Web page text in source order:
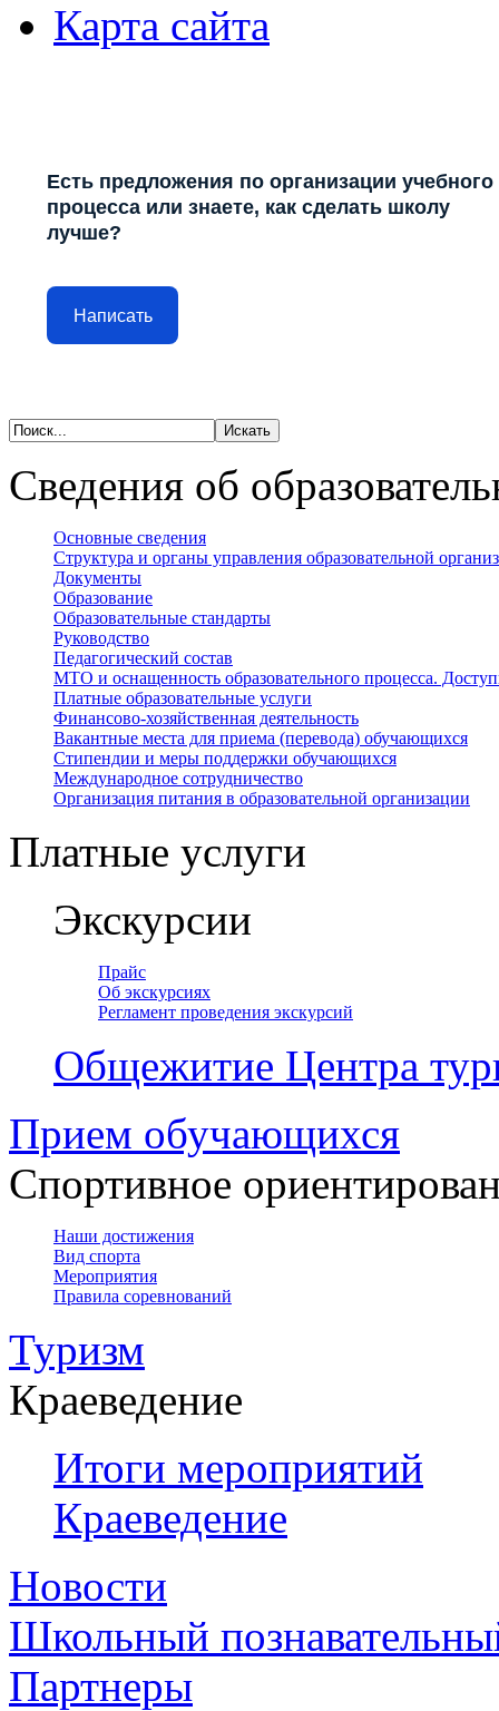
Карта сайта
Есть предложения по организации учебного
процесса или знаете, как сделать школу
лучше?
Написать
Сведения об
Основные сведения
Структура и органы управления образовательной
Документы
Образование
Образовательные стандарты
Руководство
Педагогический состав
МТО и оснащенность образовательного процесса.
Платные образовательные услуги
Финансово-хозяйственная деятельность
Вакантные места для приема (перевода) обучающихся
Стипендии и меры поддержки обучающихся
Международное сотрудничество
Организация питания в образовательной организации
Платные услуги
Экскурсии
Прайс
Об экскурсиях
Регламент проведения экскурсий
Общежитие Центра
Прием обучающихся
Спортивное
Наши достижения
Вид спорта
Мероприятия
Правила соревнований
Туризм
Краеведение
Итоги мероприятий
Краеведение
Новости
Школьный
Партнеры